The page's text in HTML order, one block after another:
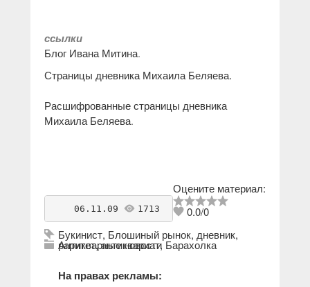
ссылки
Блог Ивана Митина.
Страницы дневника Михаила Беляева.
Расшифрованные страницы дневника
Михаила Беляева.
Оцените материал:
0.0/0
    06.11.09
1713 antikvarius
Букинист, Блошиный рынок, дневник,
раритет,антиквариат,Барахолка
Антикварные новости
На правах рекламы: